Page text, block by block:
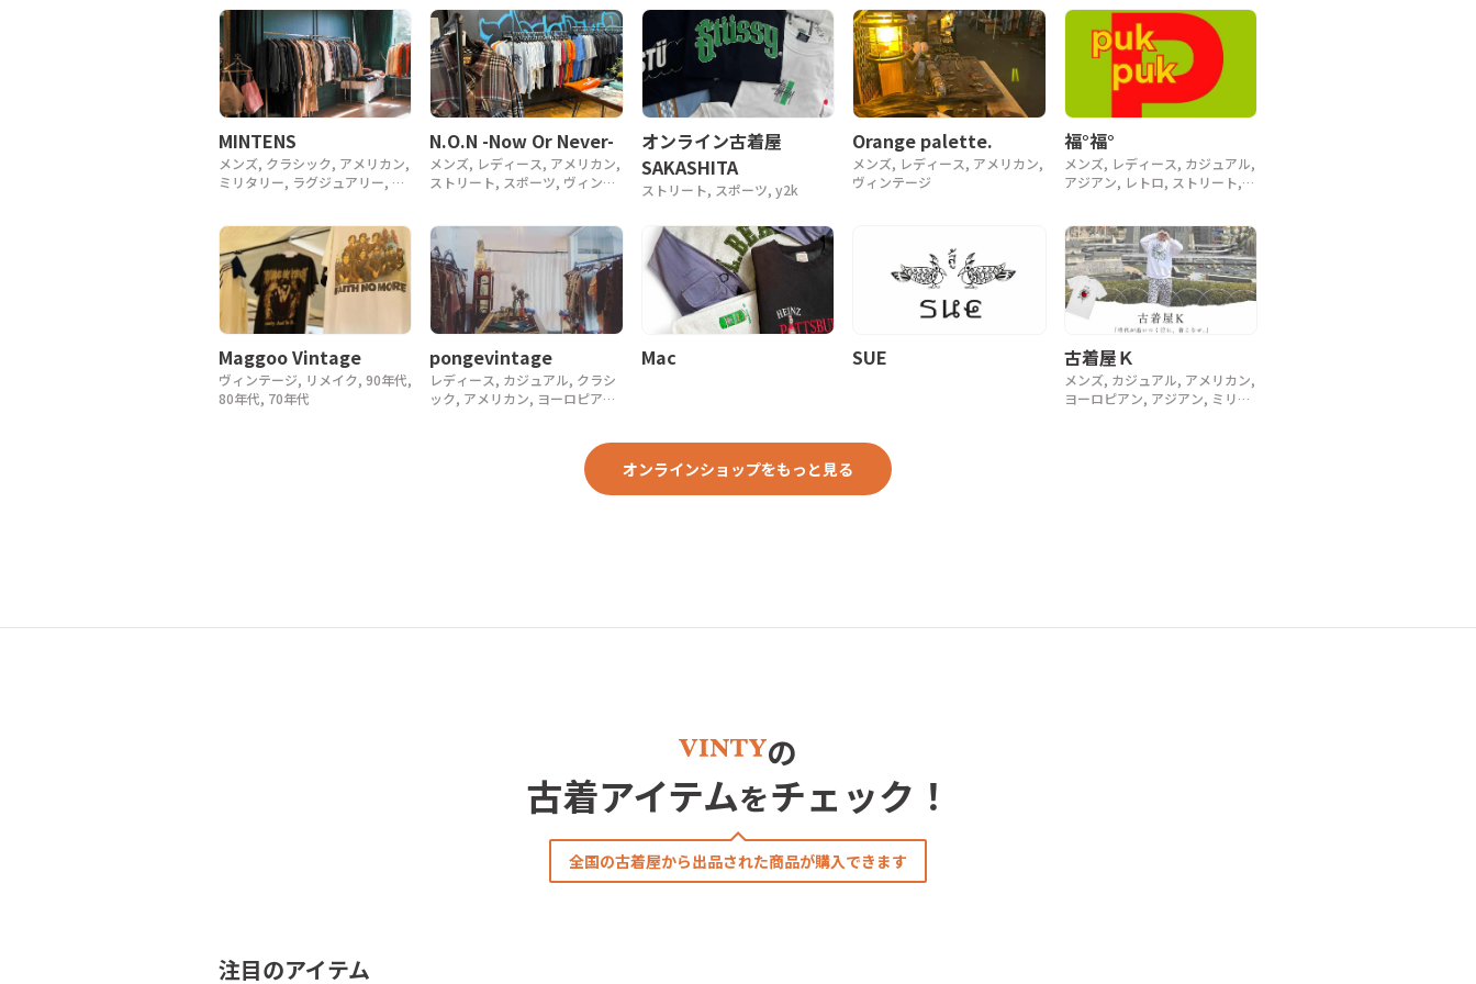
MINTENS
メンズ, クラシック, アメリカン,
ミリタリー, ラグジュアリー, デ
60年代, 50年代, 40年代
N.O.N -Now Or Never-
メンズ, レディース, アメリカン,
ストリート, スポーツ, ヴィンテ
オンライン古着屋
SAKASHITA
ストリート, スポーツ, y2k
Orange palette.
メンズ, レディース, アメリカン,
ヴィンテージ
福°福°
メンズ, レディース, カジュアル,
アジアン, レトロ, ストリート,
Maggoo Vintage
ヴィンテージ, リメイク, 90年代,
80年代, 70年代
pongevintage
レディース, カジュアル, クラシ
ック, アメリカン, ヨーロピアン,
Mac SUE 古着屋Ｋ
メンズ, カジュアル, アメリカン,
ヨーロピアン, アジアン, ミリタ
オンラインショップをもっと見る
の
古着アイテムをチェック！
全国の古着屋から出品された商品が購入できます
注目のアイテム